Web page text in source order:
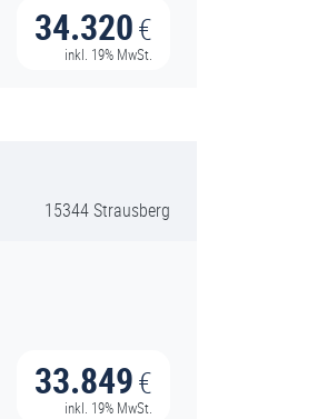
34.320€
inkl. 19% MwSt.
15344 Strausberg
33.849€
inkl. 19% MwSt.